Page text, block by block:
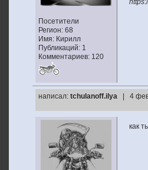
Посетители
Регион: 68
Имя: Кирилл
Публикаций: 1
Комментариев: 120
написал: tchulanoff.ilya | 4
как